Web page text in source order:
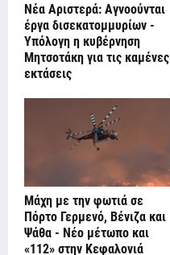
Νέα Αριστερά: Αγνοούνται
έργα δισεκατομμυρίων -
Υπόλογη η κυβέρνηση
Μητσοτάκη για τις καμένες
εκτάσεις
Μάχη με την φωτιά σε
Πόρτο Γερμενό, Βένιζα και
Ψάθα - Νέο μέτωπο και
«112» στην Κεφαλονιά